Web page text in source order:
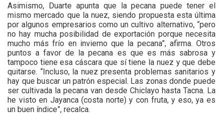
Asimismo, Duarte apunta que la pecana puede tener el
mismo mercado que la nuez, siendo propuesta esta última
por algunos empresarios como un cultivo alternativo, “pero
no hay mucha posibilidad de exportación porque necesita
mucho más frío en invierno que la pecana”, afirma. Otros
puntos a favor de la pecana es que es más sabrosa y
tampoco tiene esa cáscara que sí tiene la nuez y que debe
quitarse. “Incluso, la nuez presenta problemas sanitarios y
hay que buscar un patrón especial. Las zonas donde puede
ser cultivada la pecana van desde Chiclayo hasta Tacna. La
he visto en Jayanca (costa norte) y con fruta, y eso, ya es
un buen índice”, recalca.